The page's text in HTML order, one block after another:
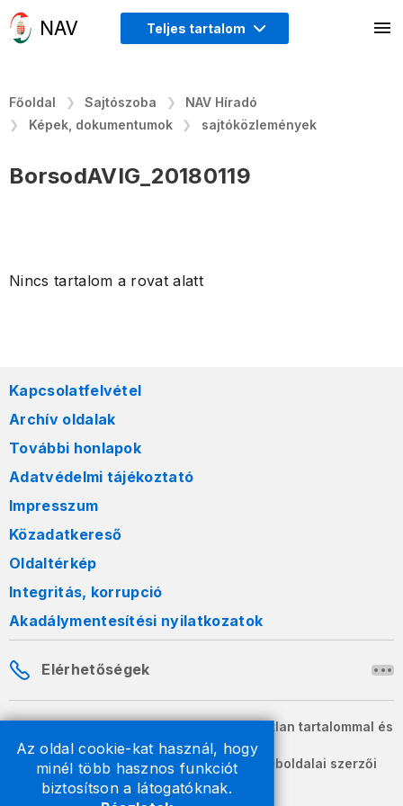
Az oldal cookie-kat használ, hogy
minél több hasznos funkciót
biztosítson a látogatóknak.
Teljes tartalom
Főoldal Sajtószoba
NAV Híradó
Képek, dokumentumok
sajtóközlemények
BorsodAVIG_20180119
Nincs tartalom a rovat alatt
Kapcsolatfelvétel
Archív oldalak
További honlapok
Adatvédelmi tájékoztató
Impresszum
Közadatkereső
Oldaltérkép
Integritás, korrupció
Akadálymentesítési nyilatkozatok
Elérhetőségek
A honlapon szereplő információk változatlan tartalommal és
formában szabadon terjeszthetők.
2026 © A Nemzeti Adó- és Vámhivatal weboldalai szerzői
jogvédelem alatt állnak.